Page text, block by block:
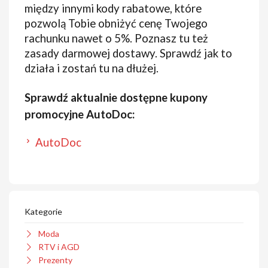
między innymi kody rabatowe, które
pozwolą Tobie obniżyć cenę Twojego
rachunku nawet o 5%. Poznasz tu też
zasady darmowej dostawy. Sprawdź jak to
działa i zostań tu na dłużej.
Sprawdź aktualnie dostępne kupony
promocyjne AutoDoc:
AutoDoc
Kategorie
Moda
RTV i AGD
Prezenty